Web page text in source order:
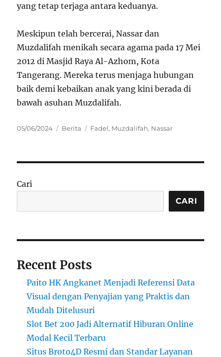
yang tetap terjaga antara keduanya.
Meskipun telah bercerai, Nassar dan
Muzdalifah menikah secara agama pada 17 Mei
2012 di Masjid Raya Al-Azhom, Kota
Tangerang. Mereka terus menjaga hubungan
baik demi kebaikan anak yang kini berada di
bawah asuhan Muzdalifah.
Posted
05/06/2024 Categories
Berita Tags
Fadel, Muzdalifah, Nassar
Cari
CARI
Recent Posts
Paito HK Angkanet Menjadi Referensi Data
Visual dengan Penyajian yang Praktis dan
Mudah Ditelusuri
Slot Bet 200 Jadi Alternatif Hiburan Online
Modal Kecil Terbaru
Situs Broto4D Resmi dan Standar Layanan